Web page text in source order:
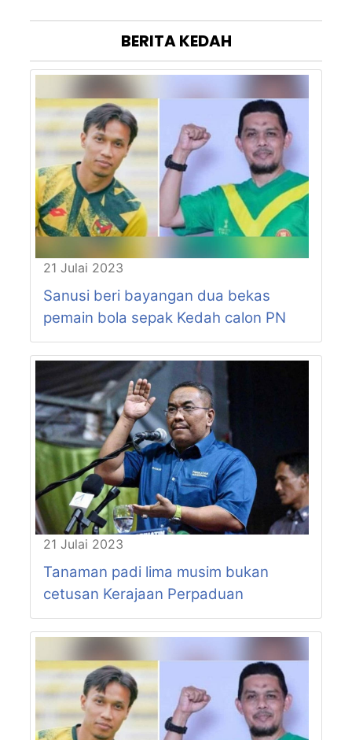
P14
MERBOK
P16
BALING
PADANG SERAI
P18
KULIM BANDAR BAHARU
BERITAKEDAH
21 Julai 2023
Sanusi beri bayangan dua bekas
pemain bola sepak Kedah calon PN
21 Julai 2023
Tanaman padi lima musim bukan
cetusan Kerajaan Perpaduan